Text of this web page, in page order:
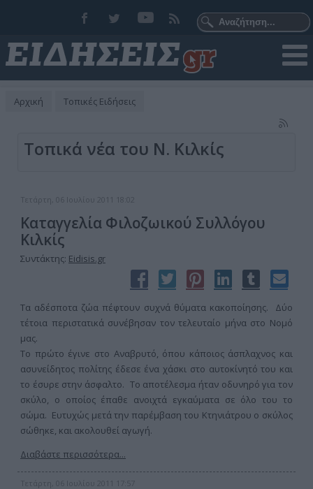
Αρχική Τοπικές Ειδήσεις
Τοπικά νέα του Ν. Κιλκίς
Τετάρτη, 06 Ιουλίου 2011 18:02
Καταγγελία Φιλοζωικού Συλλόγου
Κιλκίς
Συντάκτης: Eidisis.gr
Τα αδέσποτα ζώα πέφτουν συχνά θύματα κακοποίησης. Δύο
τέτοια περιστατικά συνέβησαν τον τελευταίο μήνα στο Νομό
μας.
Το πρώτο έγινε στο Αναβρυτό, όπου κάποιος άσπλαχνος και
ασυνείδητος πολίτης έδεσε ένα χάσκι στο αυτοκίνητό του και
το έσυρε στην άσφαλτο. Το αποτέλεσμα ήταν οδυνηρό για τον
σκύλο, ο οποίος έπαθε ανοιχτά εγκαύματα σε όλο του το
σώμα. Ευτυχώς μετά την παρέμβαση του Κτηνιάτρου ο σκύλος
σώθηκε, και ακολουθεί αγωγή.
Διαβάστε περισσότερα...
Τετάρτη, 06 Ιουλίου 2011 17:57